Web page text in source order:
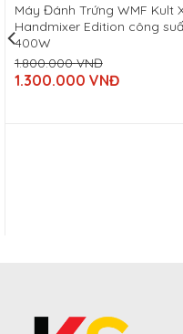
Máy Đánh Trứng WMF Kult
Handmixer Edition công
400W
1.800.000VNĐ
Original
price
1.300.000 VNĐ